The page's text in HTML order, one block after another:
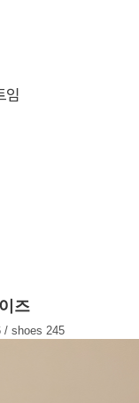
임
즈
/ shoes 245